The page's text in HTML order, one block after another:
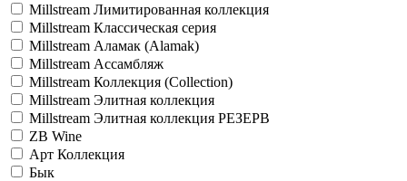
Millstream Лимитированная коллекция
Millstream Классическая серия
Millstream Аламак (Alamak)
Millstream Ассамбляж
Millstream Коллекция (Collection)
Millstream Элитная коллекция
Millstream Элитная коллекция РЕЗЕРВ
ZB Wine
Арт Коллекция
Бык